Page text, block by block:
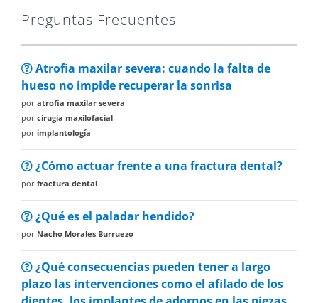
Preguntas Frecuentes
Atrofia maxilar severa: cuando la falta de
hueso no impide recuperar la sonrisa
por atrofia maxilar severa
por cirugía maxilofacial
por implantología
¿Cómo actuar frente a una fractura dental?
por fractura dental
¿Qué es el paladar hendido?
por Nacho Morales Burruezo
¿Qué consecuencias pueden tener a largo
plazo las intervenciones como el afilado de los